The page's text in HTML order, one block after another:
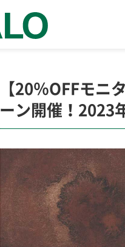
【20％OFFモ
ーン開催！2023